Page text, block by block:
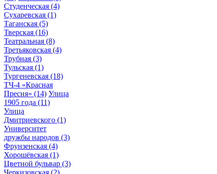
Студенческая (4)
Сухаревская (1)
Таганская (5)
Тверская (16)
Театральная (8)
Третьяковская (4)
Трубная (3)
Тульская (1)
Тургеневская (18)
ТЧ-4 «Красная
Пресня» (14) Улица
1905 года (11)
Улица
Дмитриевского (1)
Университет
дружбы народов (3)
Фрунзенская (4)
Хорошёвская (1)
Цветной бульвар (3)
Черкизовская (2)